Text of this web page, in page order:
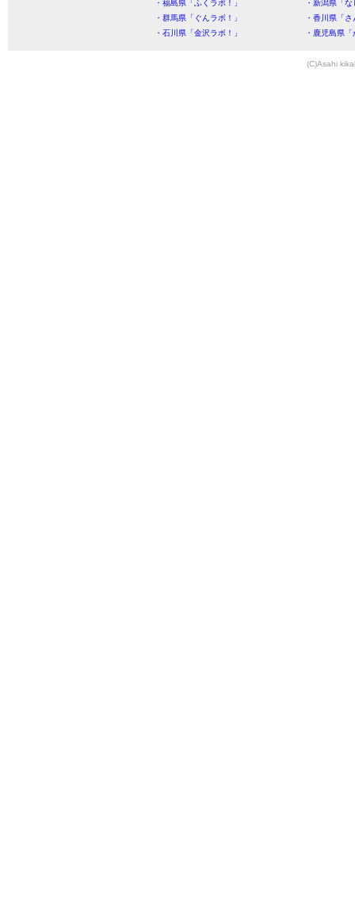
・福島県「ふくラボ！」
・新潟県「
・群馬県「ぐんラボ！」
・香川県「
・石川県「金沢ラボ！」
・鹿児島県
(C)Asahi